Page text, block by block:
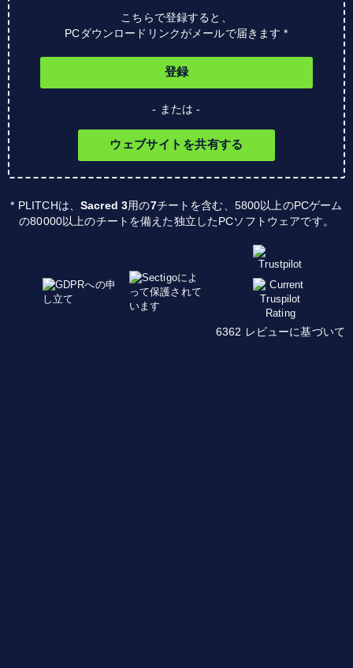
こちらで登録すると、
PCダウンロードリンクがメールで届きます *
登録
- または -
ウェブサイトを共有する
* PLITCHは、 Sacred 3用の7チートを含む、5800以上のPCゲーム
の80000以上のチートを備えた独立したPCソフトウェアです。
6362 レビューに基づいて